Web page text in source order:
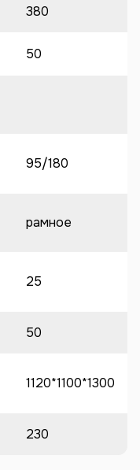
380
50
95/180
рамное
25
50
1120*1100*1300
230